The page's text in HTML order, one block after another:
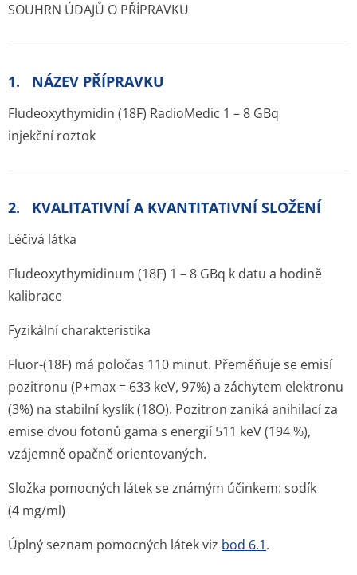
SOUHRN ÚDAJŮ O PŘÍPRAVKU
1. NÁZEV PŘÍPRAVKU
Fludeoxythymidin (18F) RadioMedic 1 – 8 GBq
injekční roztok
2. KVALITATIVNÍ A KVANTITATIVNÍ SLOŽENÍ
Léčivá látka
Fludeoxythymidinum (18F) 1 – 8 GBq k datu a hodině
kalibrace
Fyzikální charakteristika
Fluor-(18F) má poločas 110 minut. Přeměňuje se emisí
pozitronu (P+max = 633 keV, 97%) a záchytem elektronu
(3%) na stabilní kyslík (18O). Pozitron zaniká anihilací za
emise dvou fotonů gama s energií 511 keV (194 %),
vzájemně opačně orientovaných.
Složka pomocných látek se známým účinkem: sodík
(4 mg/ml)
Úplný seznam pomocných látek viz bod 6.1.